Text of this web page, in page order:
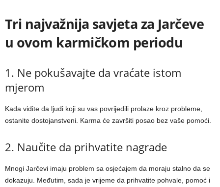
Tri najvažnija savjeta za Jarčeve
u ovom karmičkom periodu
1. Ne pokušavajte da vraćate istom
mjerom
Kada vidite da ljudi koji su vas povrijedili prolaze kroz probleme,
ostanite dostojanstveni. Karma će završiti posao bez vaše pomoći.
2. Naučite da prihvatite nagrade
Mnogi Jarčevi imaju problem sa osjećajem da moraju stalno da se
dokazuju. Međutim, sada je vrijeme da prihvatite pohvale, pomoć i